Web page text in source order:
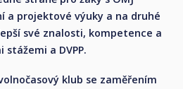
a projektové výuky a na druhé
své znalosti, kompetence a
a DVPP.
klub se zaměřením